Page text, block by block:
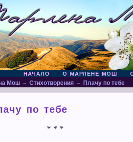
НАЧАЛО О МАРЛЕНЕ МОШ
Мош – Стихотворения – Плачу по тебе
по тебе
* * *